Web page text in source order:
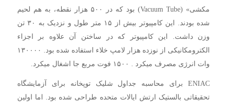
مکشی» (Vacuum Tube) بود که در ۵۰۰ هزار نقطه‌، به هم لحیم
شده بودند. این کامپیوتر بیش از ۱۵ متر طول و نزدیک به ۳۰ تن
وزن داشت. این کامپیوتر که در ساختن آن علاوه بر اجزاء
الکترومکانیکی از نوزده هزار لامپ خلاء استفاده شده بود. ۱۳۰۰۰۰
وات انرژی مصرف میکرد . ۱۵۰۰ فوت مربع جا اشغال میکرد.
ENIAC برای محاسبه جداول شلیک توپخانه برای آزمایشگاه
تحقیقاتی بالستیک ارتش ایالات متحده طراحی شده بود. اما اولین